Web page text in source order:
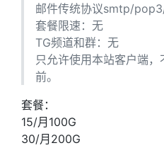
邮件传统协议smtp/
套餐限速：无
TG频道和群：无
只允许使用本站客户端，
前。
套餐：
15/月100G
30/月200G